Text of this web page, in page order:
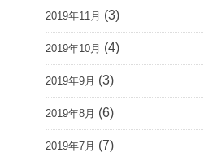
2019年11月 (3)
2019年10月 (4)
2019年9月 (3)
2019年8月 (6)
2019年7月 (7)